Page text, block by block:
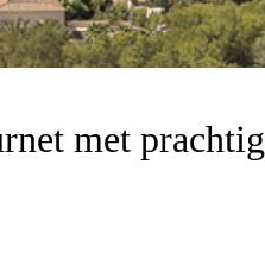
met prachtig